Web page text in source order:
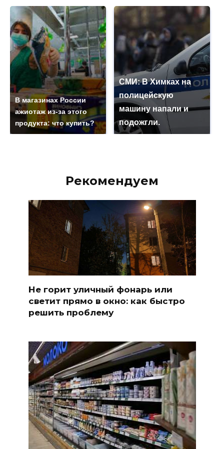
В магазинах России
ажиотаж из-за этого
продукта: что купить?
СМИ: В Химках на
полицейскую
машину напали и
подожгли.
Рекомендуем
Не горит уличный фонарь или
светит прямо в окно: как быстро
решить проблему